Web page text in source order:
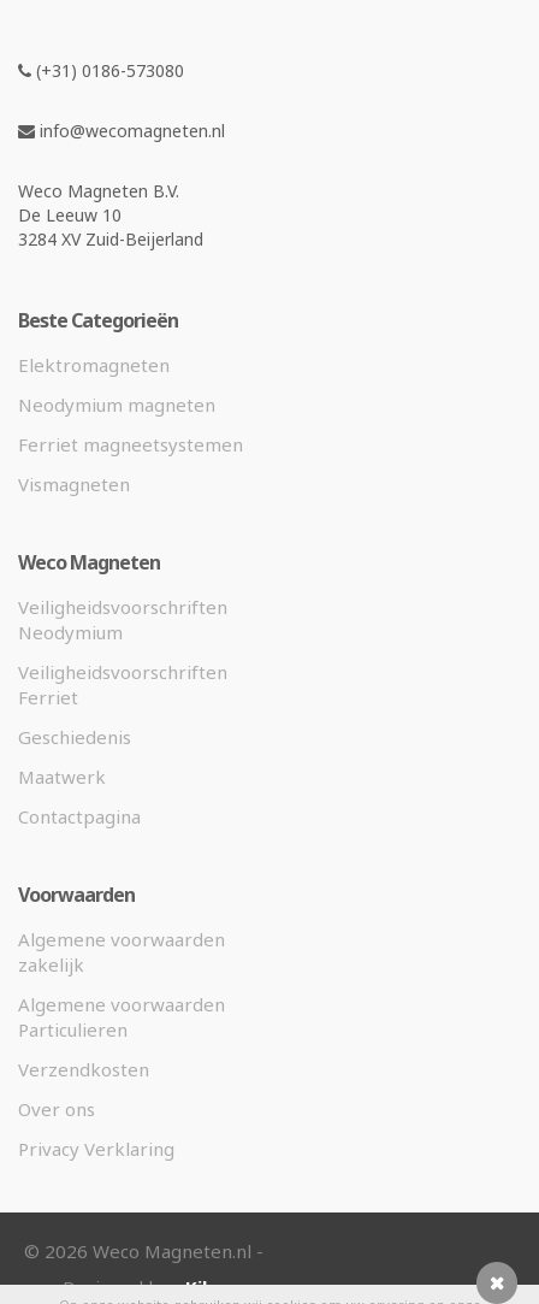
(+31) 0186-573080
info@wecomagneten.nl
Weco Magneten B.V.
De Leeuw 10
3284 XV Zuid-Beijerland
Beste Categorieën
Elektromagneten
Neodymium magneten
Ferriet magneetsystemen
Vismagneten
Weco Magneten
Veiligheidsvoorschriften
Neodymium
Veiligheidsvoorschriften
Ferriet
Geschiedenis
Maatwerk
Contactpagina
Voorwaarden
Algemene voorwaarden
zakelijk
Algemene voorwaarden
Particulieren
Verzendkosten
Over ons
Privacy Verklaring
© 2026 Weco Magneten.nl -
Designed byeKibo